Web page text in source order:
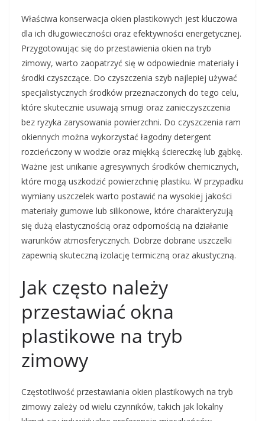
Właściwa konserwacja okien plastikowych jest kluczowa
dla ich długowieczności oraz efektywności energetycznej.
Przygotowując się do przestawienia okien na tryb
zimowy, warto zaopatrzyć się w odpowiednie materiały i
środki czyszczące. Do czyszczenia szyb najlepiej używać
specjalistycznych środków przeznaczonych do tego celu,
które skutecznie usuwają smugi oraz zanieczyszczenia
bez ryzyka zarysowania powierzchni. Do czyszczenia ram
okiennych można wykorzystać łagodny detergent
rozcieńczony w wodzie oraz miękką ściereczkę lub gąbkę.
Ważne jest unikanie agresywnych środków chemicznych,
które mogą uszkodzić powierzchnię plastiku. W przypadku
wymiany uszczelek warto postawić na wysokiej jakości
materiały gumowe lub silikonowe, które charakteryzują
się dużą elastycznością oraz odpornością na działanie
warunków atmosferycznych. Dobrze dobrane uszczelki
zapewnią skuteczną izolację termiczną oraz akustyczną.
Jak często należy
przestawiać okna
plastikowe na tryb
zimowy
Częstotliwość przestawiania okien plastikowych na tryb
zimowy zależy od wielu czynników, takich jak lokalny